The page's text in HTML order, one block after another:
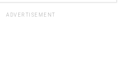
ADVERTISEMENT